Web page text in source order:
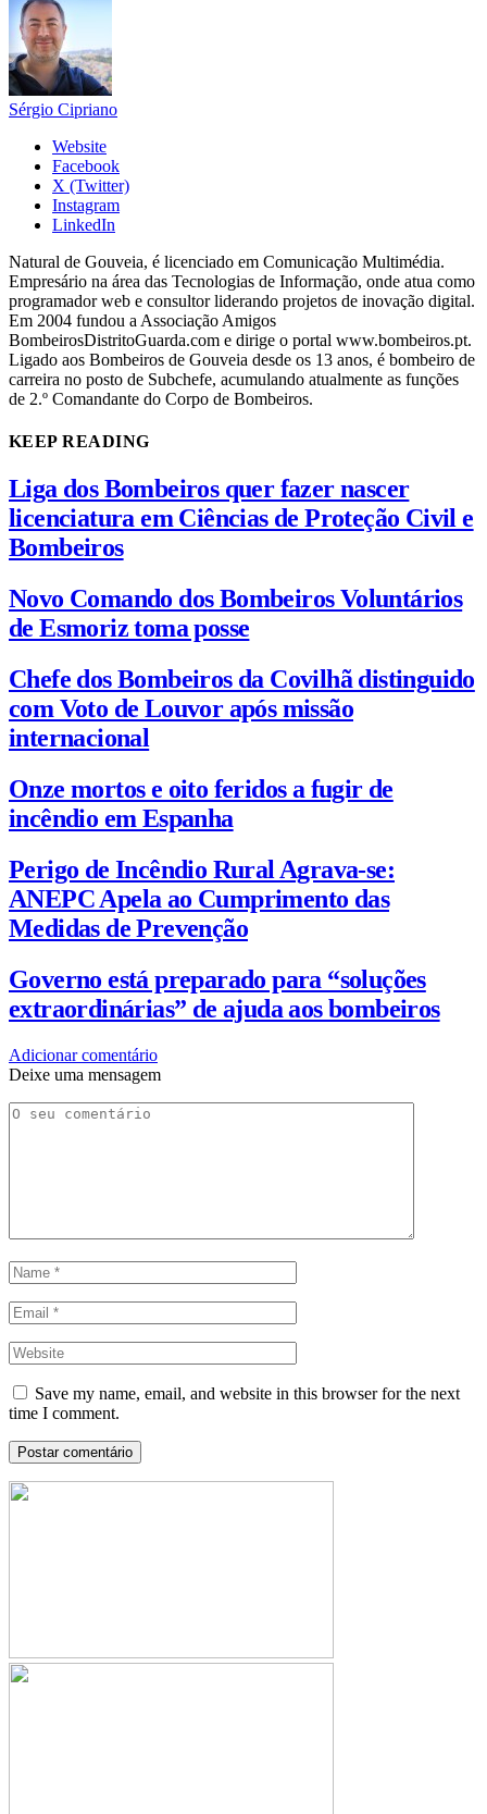
Sérgio Cipriano
Website
Facebook
X (Twitter)
Instagram
LinkedIn
Natural de Gouveia, é licenciado em Comunicação Multimédia.
Empresário na área das Tecnologias de Informação, onde atua como
programador web e consultor liderando projetos de inovação digital.
Em 2004 fundou a Associação Amigos
BombeirosDistritoGuarda.com e dirige o portal www.bombeiros.pt.
Ligado aos Bombeiros de Gouveia desde os 13 anos, é bombeiro de
carreira no posto de Subchefe, acumulando atualmente as funções
de 2.º Comandante do Corpo de Bombeiros.
KEEP READING
Liga dos Bombeiros quer fazer nascer
licenciatura em Ciências de Proteção Civil e
Bombeiros
Novo Comando dos Bombeiros Voluntários
de Esmoriz toma posse
Chefe dos Bombeiros da Covilhã distinguido
com Voto de Louvor após missão
internacional
Onze mortos e oito feridos a fugir de
incêndio em Espanha
Perigo de Incêndio Rural Agrava-se:
ANEPC Apela ao Cumprimento das
Medidas de Prevenção
Governo está preparado para “soluções
extraordinárias” de ajuda aos bombeiros
Adicionar comentário
Deixe uma mensagem
Save my name, email, and website in this browser for the next
time I comment.